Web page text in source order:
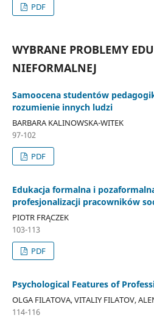
PDF
WYBRANE PROBLEMY
NIEFORMALNEJ
Samoocena studentów
rozumienie innych ludzi
BARBARA KALINOWSKA-WITEK
97-102
PDF
Edukacja formalna i
profesjonalizacji pracowników
PIOTR FRĄCZEK
103-113
PDF
Psychological Features of
OLGA FILATOVA, VITALIY FILATOV,
114-116